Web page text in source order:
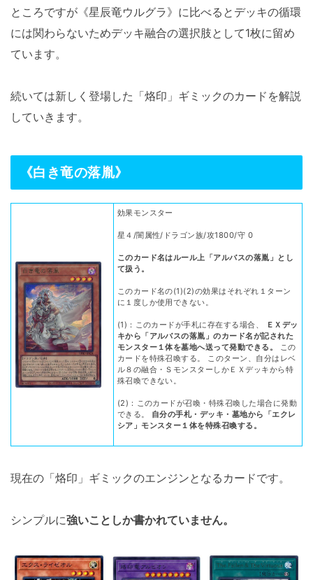
ところですが《星辰竜ウルグラ》に比べるとデッキの循環
には関わらないためデッキ融合の選択肢として1枚に留め
ています。
続いては新しく登場した「烙印」ギミックのカードを解説
していきます。
《白き竜の落胤》
効果モンスター
星４/闇属性/ドラゴン族/攻1800/守 0
このカード名はルール上「アルバスの落胤」とし
て扱う。
このカード名の(1)(2)の効果はそれぞれ１ターン
に１度しか使用できない。
(1)：このカードが手札に存在する場合、
ＥＸデッ
キから「アルバスの落胤」のカード名が記された
モンスター１体を墓地へ送って発動できる。 この
カードを特殊召喚する。 このターン、自分はレベ
ル８の融合・ＳモンスターしかＥＸデッキから特
殊召喚できない。
(2)：このカードが召喚・特殊召喚した場合に発動
できる。 自分の手札・デッキ・墓地から「エクレ
シア」モンスター１体を特殊召喚する。
現在の「烙印」ギミックのエンジンとなるカードです。
シンプルに強いことしか書かれていません。